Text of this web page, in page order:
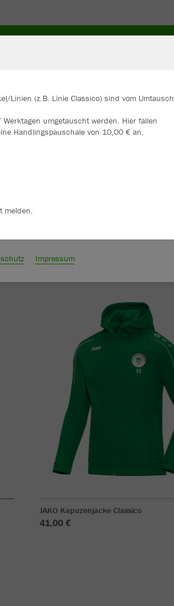
JAKO Kapuzenjacke Classico
41,00 €
Linien (z.B. Linie Classico) sind vom Umtausch
umgetauscht werden. Hier fallen
Handlingspauschale von 10,00 € an.
melden.
können wir dir personalisierte Inhalte
Weitere Informationen zu den
Impressum